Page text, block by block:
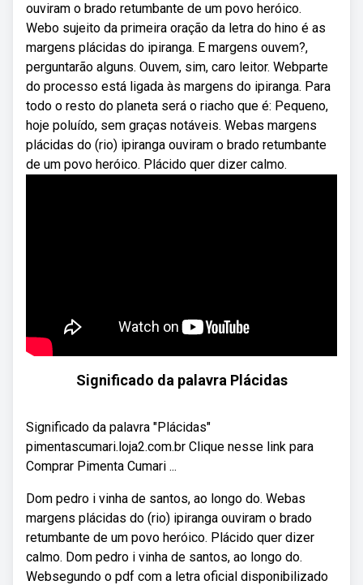
ouviram o brado retumbante de um povo heróico.
Webo sujeito da primeira oração da letra do hino é as
margens plácidas do ipiranga. E margens ouvem?,
perguntarão alguns. Ouvem, sim, caro leitor. Webparte
do processo está ligada às margens do ipiranga. Para
todo o resto do planeta será o riacho que é: Pequeno,
hoje poluído, sem graças notáveis. Webas margens
plácidas do (rio) ipiranga ouviram o brado retumbante
de um povo heróico. Plácido quer dizer calmo.
Significado da palavra Plácidas
Significado da palavra "Plácidas"
pimentascumari.loja2.com.br Clique nesse link para
Comprar Pimenta Cumari ...
Dom pedro i vinha de santos, ao longo do. Webas
margens plácidas do (rio) ipiranga ouviram o brado
retumbante de um povo heróico. Plácido quer dizer
calmo. Dom pedro i vinha de santos, ao longo do.
Websegundo o pdf com a letra oficial disponibilizado